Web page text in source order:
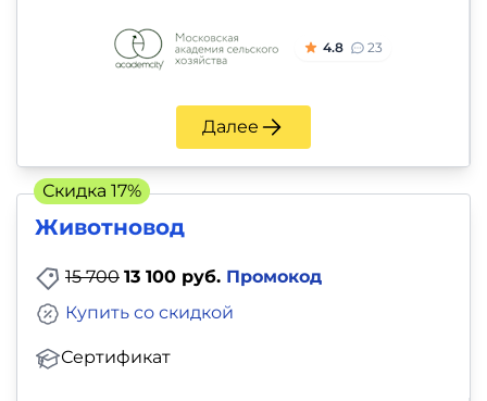
4.8 23
Далее
Животновод
15 700 13 100 руб. Промокод
Сертификат
Купить со скидкой
Скидка 17%